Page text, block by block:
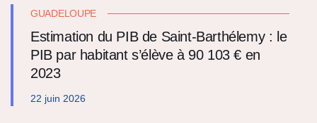
GUADELOUPE
Estimation du PIB de Saint-Barthélemy : le
PIB par habitant s’élève à 90 103 € en
2023
22 juin 2026